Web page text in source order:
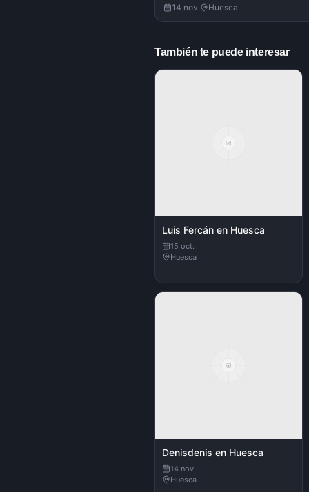
14 nov. Huesca
También te puede interesar
Luis Fercán en Huesca
15 oct.
Huesca
Denisdenis en Huesca
14 nov.
Huesca